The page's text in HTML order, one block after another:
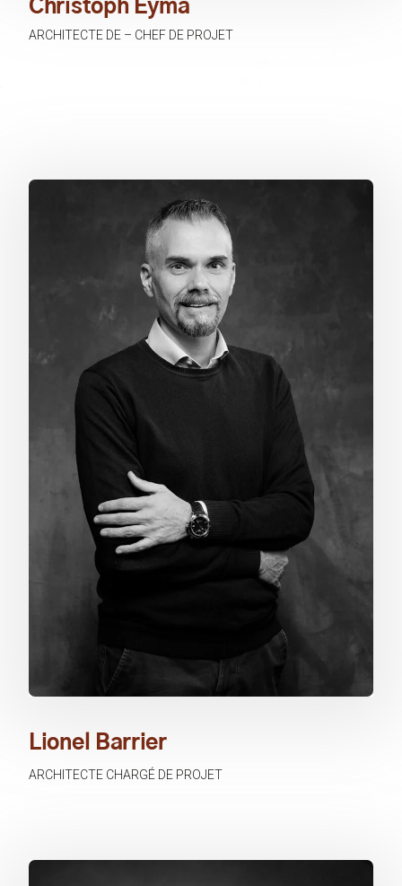
Christoph Eyma
ARCHITECTE DE – CHEF DE PROJET
Lionel Barrier
ARCHITECTE CHARGÉ DE PROJET